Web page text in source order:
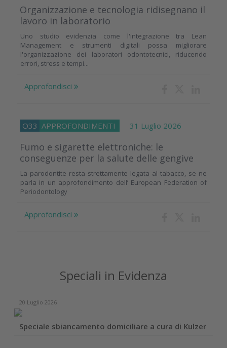
Organizzazione e tecnologia ridisegnano il
lavoro in laboratorio
Uno studio evidenzia come l'integrazione tra Lean
Management e strumenti digitali possa migliorare
l'organizzazione dei laboratori odontotecnici, riducendo
errori, stress e tempi...
Approfondisci
O33 APPROFONDIMENTI 31 Luglio 2026
Fumo e sigarette elettroniche: le
conseguenze per la salute delle gengive
La parodontite resta strettamente legata al tabacco, se ne
parla in un approfondimento dell’ European Federation of
Periodontology
Approfondisci
Speciali in Evidenza
20 Luglio 2026
Speciale sbiancamento domiciliare a cura di Kulzer